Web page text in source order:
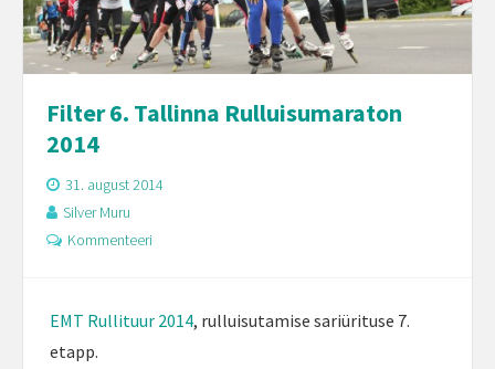
Filter 6. Tallinna Rulluisumaraton
2014
31. august 2014
Silver Muru
Kommenteeri
EMT Rullituur 2014, rulluisutamise sariürituse 7.
etapp.